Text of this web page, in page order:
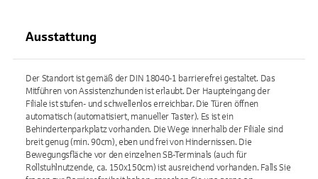
Ausstattung
Der Standort ist gemäß der DIN 18040-1 barrierefrei gestaltet. Das
Mitführen von Assistenzhunden ist erlaubt. Der Haupteingang der
Filiale ist stufen- und schwellenlos erreichbar. Die Türen öffnen
automatisch (automatisiert, manueller Taster). Es ist ein
Behindertenparkplatz vorhanden. Die Wege innerhalb der Filiale sind
breit genug (min. 90cm), eben und frei von Hindernissen. Die
Bewegungsfläche vor den einzelnen SB-Terminals (auch für
Rollstuhlnutzende, ca. 150x150cm) ist ausreichend vorhanden. Falls Sie